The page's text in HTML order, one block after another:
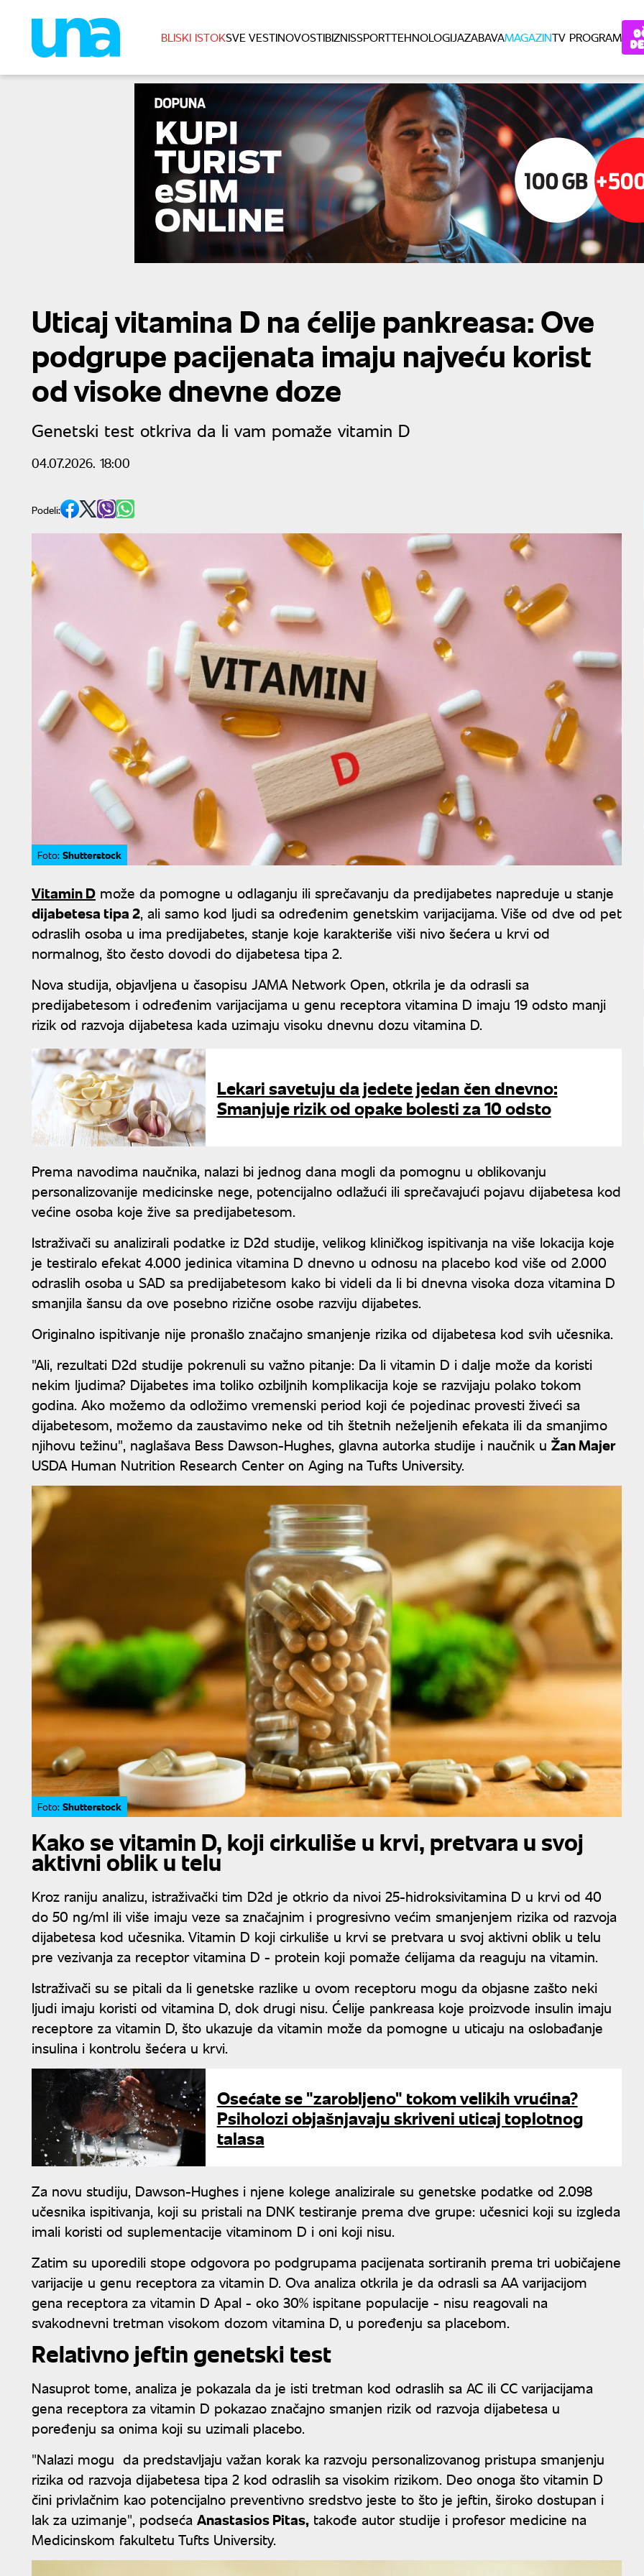
BLISKI ISTOKSVE VESTINOVOSTIBIZNISSPORTTEHNOLOGIJAZABAVAMAGAZINTV PROGRAM
Uticaj vitamina D na ćelije pankreasa: Ove
podgrupe pacijenata imaju najveću korist
od visoke dnevne doze
Genetski test otkriva da li vam pomaže vitamin D
04.07.2026. 18:00
Podeli:
Foto: Shutterstock
Vitamin D može da pomogne u odlaganju ili sprečavanju da predijabetes napreduje u stanje
dijabetesa tipa 2, ali samo kod ljudi sa određenim genetskim varijacijama. Više od dve od pet
odraslih osoba u ima predijabetes, stanje koje karakteriše viši nivo šećera u krvi od
normalnog, što često dovodi do dijabetesa tipa 2.
Nova studija, objavljena u časopisu JAMA Network Open, otkrila je da odrasli sa
predijabetesom i određenim varijacijama u genu receptora vitamina D imaju 19 odsto manji
rizik od razvoja dijabetesa kada uzimaju visoku dnevnu dozu vitamina D.
Lekari savetuju da jedete jedan čen dnevno:
Smanjuje rizik od opake bolesti za 10 odsto
Prema navodima naučnika, nalazi bi jednog dana mogli da pomognu u oblikovanju
personalizovanije medicinske nege, potencijalno odlažući ili sprečavajući pojavu dijabetesa kod
većine osoba koje žive sa predijabetesom.
Istraživači su analizirali podatke iz D2d studije, velikog kliničkog ispitivanja na više lokacija koje
je testiralo efekat 4.000 jedinica vitamina D dnevno u odnosu na placebo kod više od 2.000
odraslih osoba u SAD sa predijabetesom kako bi videli da li bi dnevna visoka doza vitamina D
smanjila šansu da ove posebno rizične osobe razviju dijabetes.
Originalno ispitivanje nije pronašlo značajno smanjenje rizika od dijabetesa kod svih učesnika.
"Ali, rezultati D2d studije pokrenuli su važno pitanje: Da li vitamin D i dalje može da koristi
nekim ljudima? Dijabetes ima toliko ozbiljnih komplikacija koje se razvijaju polako tokom
godina. Ako možemo da odložimo vremenski period koji će pojedinac provesti živeći sa
dijabetesom, možemo da zaustavimo neke od tih štetnih neželjenih efekata ili da smanjimo
njihovu težinu", naglašava Bess Dawson-Hughes, glavna autorka studije i naučnik u Žan Majer
USDA Human Nutrition Research Center on Aging na Tufts University.
Foto: Shutterstock
Kako se vitamin D, koji cirkuliše u krvi, pretvara u svoj
aktivni oblik u telu
Kroz raniju analizu, istraživački tim D2d je otkrio da nivoi 25-hidroksivitamina D u krvi od 40
do 50 ng/ml ili više imaju veze sa značajnim i progresivno većim smanjenjem rizika od razvoja
dijabetesa kod učesnika. Vitamin D koji cirkuliše u krvi se pretvara u svoj aktivni oblik u telu
pre vezivanja za receptor vitamina D - protein koji pomaže ćelijama da reaguju na vitamin.
Istraživači su se pitali da li genetske razlike u ovom receptoru mogu da objasne zašto neki
ljudi imaju koristi od vitamina D, dok drugi nisu. Ćelije pankreasa koje proizvode insulin imaju
receptore za vitamin D, što ukazuje da vitamin može da pomogne u uticaju na oslobađanje
insulina i kontrolu šećera u krvi.
Osećate se "zarobljeno" tokom velikih vrućina?
Psiholozi objašnjavaju skriveni uticaj toplotnog
talasa
Za novu studiju, Dawson-Hughes i njene kolege analizirale su genetske podatke od 2.098
učesnika ispitivanja, koji su pristali na DNK testiranje prema dve grupe: učesnici koji su izgleda
imali koristi od suplementacije vitaminom D i oni koji nisu.
Zatim su uporedili stope odgovora po podgrupama pacijenata sortiranih prema tri uobičajene
varijacije u genu receptora za vitamin D. Ova analiza otkrila je da odrasli sa AA varijacijom
gena receptora za vitamin D ApaI - oko 30% ispitane populacije - nisu reagovali na
svakodnevni tretman visokom dozom vitamina D, u poređenju sa placebom.
Relativno jeftin genetski test
Nasuprot tome, analiza je pokazala da je isti tretman kod odraslih sa AC ili CC varijacijama
gena receptora za vitamin D pokazao značajno smanjen rizik od razvoja dijabetesa u
poređenju sa onima koji su uzimali placebo.
"Nalazi mogu da predstavljaju važan korak ka razvoju personalizovanog pristupa smanjenju
rizika od razvoja dijabetesa tipa 2 kod odraslih sa visokim rizikom. Deo onoga što vitamin D
čini privlačnim kao potencijalno preventivno sredstvo jeste to što je jeftin, široko dostupan i
lak za uzimanje", podseća Anastasios Pitas, takođe autor studije i profesor medicine na
Medicinskom fakultetu Tufts University.